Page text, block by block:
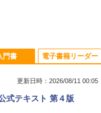
Neo A18 Proチッ
- 800 Robux 【限
門書
更新日時：2026/08/11 00:05
式テキスト 第４版
電子書籍リーダー